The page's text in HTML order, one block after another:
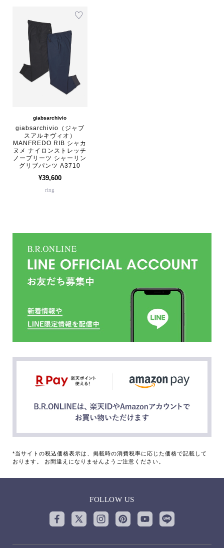
giabsarchivio
giabsarchivio（ジャブ
スアルキヴィオ）
MANFREDO RIB シャカ
ヌメ ナイロンストレッチ
ノープリーツ シャーリン
グリブパンツ A3710
¥39,600
ring
*当サイトの税込価格表示は、掲載時の消費税率に応じた価格で記載して
おります。 お間違えになりませんようご注意ください。
FOLLOW US